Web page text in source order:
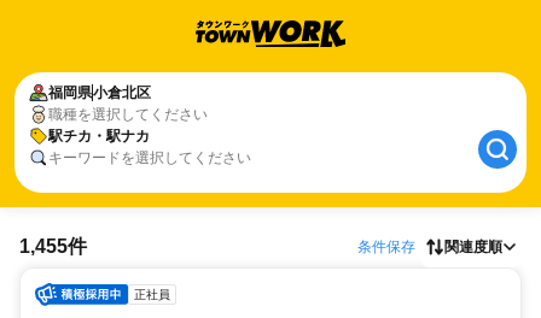
福岡県小倉北区
職種を選択してください
駅チカ・駅ナカ
キーワードを選択してください
1,455件 条件保存 関連度順
正社員